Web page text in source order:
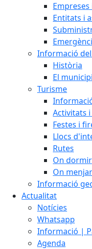
Entitats i
Informació
Història
El
Turisme
Activitats
Festes i
Llocs
Rutes
On dormir
On menjar
Informació
Actualitat
Notícies
Whatsapp
Informació |
Agenda